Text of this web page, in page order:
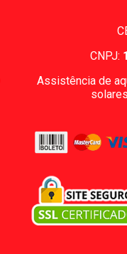
CNPJ:
Assistência de